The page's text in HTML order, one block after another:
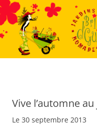
Vive l’automne
Le 30 septembre 2013